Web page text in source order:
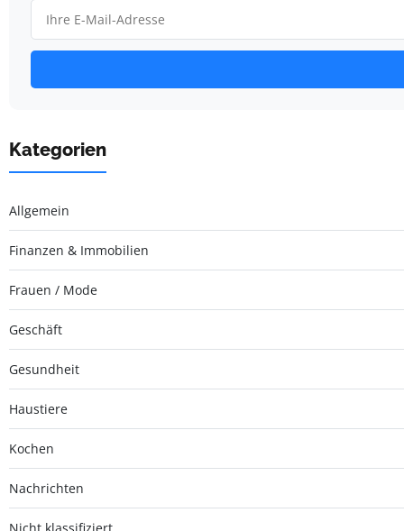
Kategorien
Allgemein
Finanzen & Immobilien
Frauen / Mode
Geschäft
Gesundheit
Haustiere
Kochen
Nachrichten